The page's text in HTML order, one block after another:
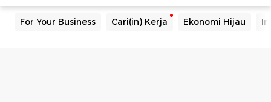
For Your Business Cari(in) Kerja Ekonomi Hijau